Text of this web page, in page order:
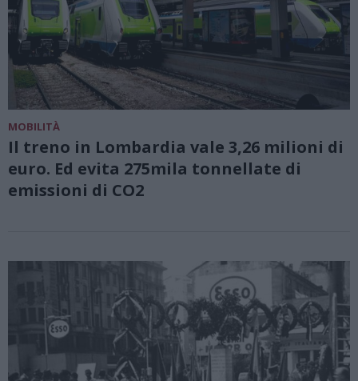
MOBILITÀ
Il treno in Lombardia vale 3,26 milioni di
euro. Ed evita 275mila tonnellate di
emissioni di CO2